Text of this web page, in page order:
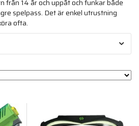
från 14 år och uppåt och funkar både
spelpass. Det är enkel utrustning
ofta.